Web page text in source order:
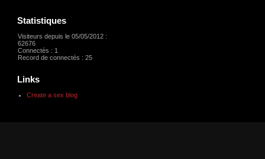
Statistiques
Visiteurs depuis le 05/05/2012 :
62676
Connectés : 1
Record de connectés : 25
Links
Create a sex blog